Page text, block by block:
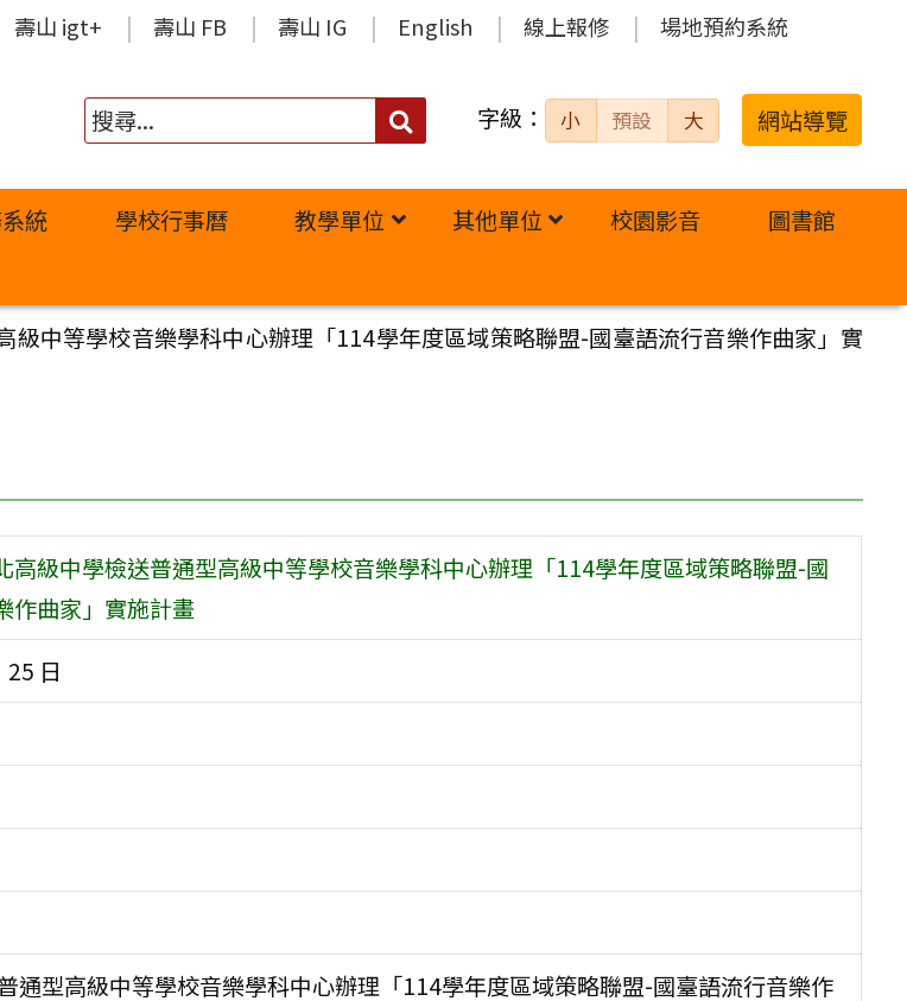
壽山 igt+ 壽山 FB 壽山 IG English 線上報修 場地預約系統
搜
字級： 小 預設 大 網站導覽
統 學校行事曆 教學單位 其他單位 校園影音
圖書館
級中等學校音樂學科中心辦理「114學年度區域策略聯盟-國臺語流行音樂作曲家」實
高級中學檢送普通型高級中等學校音樂學科中心辦理「114學年度區域策略聯盟-國
作曲家」實施計畫
25 日
通型高級中等學校音樂學科中心辦理「114學年度區域策略聯盟-國臺語流行音樂作